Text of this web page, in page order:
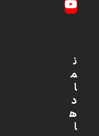
YouTube
ن
م
ا
د
ه
ا